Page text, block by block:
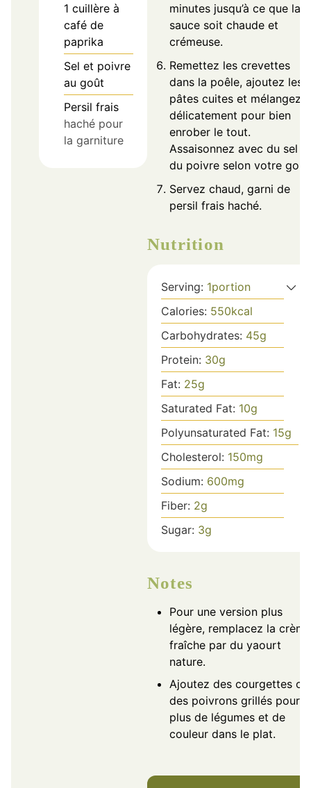
1 cuillère à
café de
paprika
Sel et poivre
au goût
Persil frais
haché pour
la garniture
minutes jusqu’à ce que la
sauce soit chaude et
crémeuse.
Remettez les crevettes
dans la poêle, ajoutez les
pâtes cuites et mélangez
délicatement pour bien
enrober le tout.
Assaisonnez avec du sel et
du poivre selon votre
Servez chaud, garni de
persil frais haché.
Nutrition
Serving: 1portion
Calories: 550kcal
Carbohydrates: 45g
Protein: 30g
Fat: 25g
Saturated Fat: 10g
Polyunsaturated Fat: 15g
Cholesterol: 150mg
Sodium: 600mg
Fiber: 2g
Sugar: 3g
Notes
Pour une version plus
légère, remplacez la crème
fraîche par du yaourt
nature.
Ajoutez des courgettes ou
des poivrons grillés pour
plus de légumes et de
couleur dans le plat.